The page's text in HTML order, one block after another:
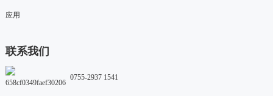
应用
联系我们
0755-2937 1541